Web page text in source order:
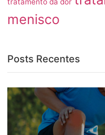
menisco
Posts Recentes